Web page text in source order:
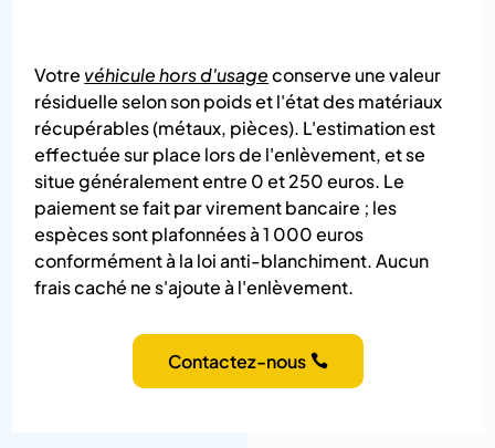
Votre véhicule hors d'usageconserve une valeur
résiduelle selon son poids et l'état des matériaux
récupérables (métaux, pièces). L'estimation est
effectuée sur place lors de l'enlèvement, et se
situe généralement entre 0 et 250 euros. Le
paiement se fait par virement bancaire ; les
espèces sont plafonnées à 1 000 euros
conformément à la loi anti-blanchiment. Aucun
frais caché ne s'ajoute à l'enlèvement.
Contactez-nous